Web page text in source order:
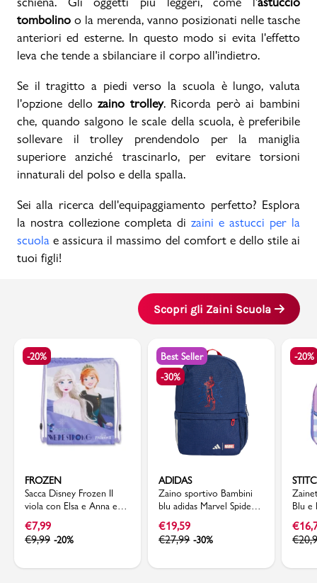
tombolino o la merenda, vanno posizionati nelle tasche
anteriori ed esterne. In questo modo si evita l'effetto
leva che tende a sbilanciare il corpo all'indietro.
Se il tragitto a piedi verso la scuola è lungo, valuta
l'opzione dellozaino trolley. Ricorda però ai bambini
che, quando salgono le scale della scuola, è preferibile
sollevare il trolley prendendolo per la maniglia
superiore anziché trascinarlo, per evitare torsioni
innaturali del polso e della spalla.
Sei alla ricerca dell'equipaggiamento perfetto? Esplora
la nostra collezione completa di zaini e astucci per la
scuola e assicura il massimo del comfort e dello stile ai
tuoi figli!
Scopri gli Zaini Scuola
-20%
FROZEN
Sacca Disney Frozen II
viola con Elsa e Anna e
chiusura con coulisse
€7,99
€9,99 -20%
Best Seller
-30%
ADIDAS
Zaino sportivo Bambini
blu adidas Marvel Spider-
Man con dettagli rossi
€19,59
€27,99 -30%
-20%
Blu e
€
€